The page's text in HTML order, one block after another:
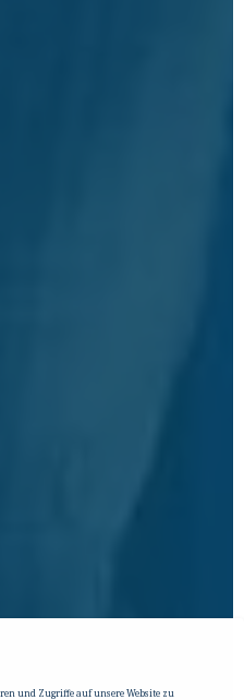
und Zugriffe auf unsere Website zu